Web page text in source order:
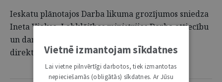
Ieskatu plānotajos Darba likuma grozījumos sniedza
Ineta Vjakse, Labklājības ministrijas Darba attiecību
un darba aizsardzības politikas departamenta
direktora vietniece.
Vietnē izmantojam sīkdatnes
Lai vietne pilnvērtīgi darbotos, tiek izmantotas
nepieciešamās (obligātās) sīkdatnes. Ar Jūsu